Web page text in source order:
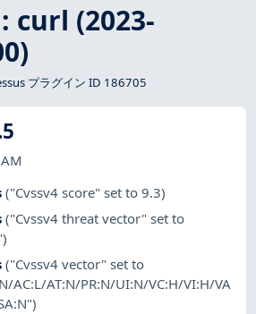
curl (2023-
プラグイン ID 186705
("Cvssv4 score" set to 9.3)
("Cvssv4 threat vector" set to
("Cvssv4 vector" set to
AC:L/AT:N/PR:N/UI:N/VC:H/VI:H/VA